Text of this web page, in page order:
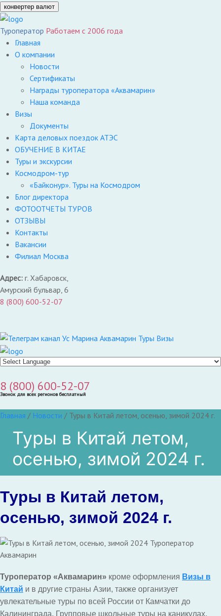
конвертер валют
Туроператор Работаем с 2006 года
Главная
О компании
Новости
Сертификаты
Награды туроператора «Аквамарин»
Наша команда
Визы
Документы
Карта деловых поездок АТЭС
ОБУЧЕНИЕ В КИТАЕ
Туры и экскурсии
Космодром-тур
«Байконур». Туры на Космодром
Блог директора
ФОТООТЧЕТЫ ТУРОВ
ОТЗЫВЫ
Контакты
Вакансии
Филиал Москва
Адрес: г. Хабаровск,
Амурский бульвар, 6
8 (800) 600-52-07
8 (800) 600-52-07
Звонок для всех регионов бесплатный
Главная / Новости / Туры в Китай летом, осенью, зимой 2024 г.
Туры в Китай летом,
осенью, зимой 2024 г.
Туры в Китай летом,
осенью, зимой 2024 г.
Туроператор «Аквамарин» кроме оформления Визы в
Китай и в другие страны Азии, также организует
увлекательные туры по всей России от Камчатки до
Калининграда. Групповые школьные туры на каникулах,